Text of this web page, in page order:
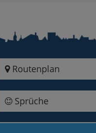
Routenplan
Sprüche